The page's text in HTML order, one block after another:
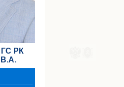
ГС РК
В.А.